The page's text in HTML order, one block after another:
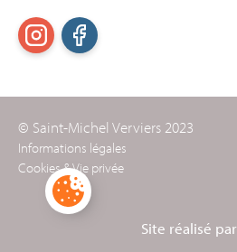
© Saint-Michel Verviers 2023
Informations légales
Cookies & Vie privée
Site réalisé par